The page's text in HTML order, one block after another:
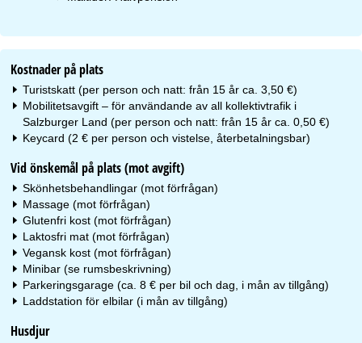
Kostnader på plats
Turistskatt (per person och natt: från 15 år ca. 3,50 €)
Mobilitetsavgift – för användande av all kollektivtrafik i
Salzburger Land (per person och natt: från 15 år ca. 0,50 €)
Keycard (2 € per person och vistelse, återbetalningsbar)
Vid önskemål på plats (mot avgift)
Skönhetsbehandlingar (mot förfrågan)
Massage (mot förfrågan)
Glutenfri kost (mot förfrågan)
Laktosfri mat (mot förfrågan)
Vegansk kost (mot förfrågan)
Minibar (se rumsbeskrivning)
Parkeringsgarage (ca. 8 € per bil och dag, i mån av tillgång)
Laddstation för elbilar (i mån av tillgång)
Husdjur